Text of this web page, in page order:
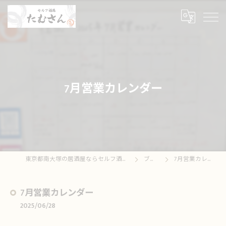
7月営業カレンダー
東京都南大塚の居酒屋ならセルフ酒場たむさん ブログ 7月営業カレンダー
7月営業カレンダー
2025/06/28